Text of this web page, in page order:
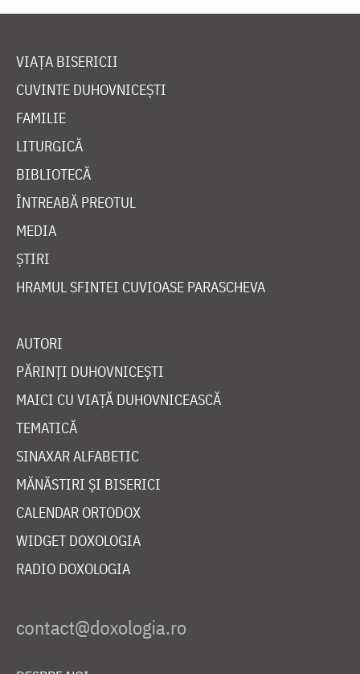
VIAȚA BISERICII
CUVINTE DUHOVNICEȘTI
FAMILIE
LITURGICĂ
BIBLIOTECĂ
ÎNTREABĂ PREOTUL
MEDIA
ȘTIRI
HRAMUL SFINTEI CUVIOASE PARASCHEVA
AUTORI
PĂRINȚI DUHOVNICEȘTI
MAICI CU VIAȚĂ DUHOVNICEASCĂ
TEMATICĂ
SINAXAR ALFABETIC
MĂNĂSTIRI ȘI BISERICI
CALENDAR ORTODOX
WIDGET DOXOLOGIA
RADIO DOXOLOGIA